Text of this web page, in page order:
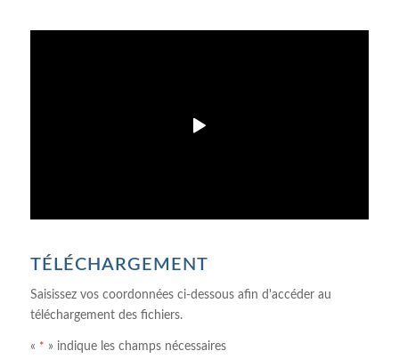
TÉLÉCHARGEMENT
Saisissez vos coordonnées ci-dessous afin d'accéder au
téléchargement des fichiers.
« * » indique les champs nécessaires